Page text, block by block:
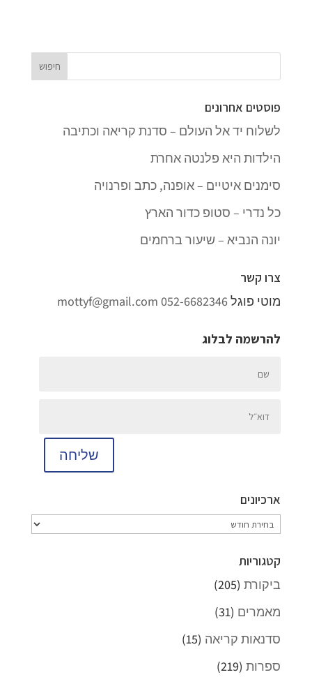
פוסטים אחרונים
לשלוח יד אל העולם – סדנת קריאה וכתיבה
הילדות היא פלנטה אחרת
סימנים איטיים – אופנה, כתב ופרנויה
כל נדרי – סטופ כדור הארץ
יונה הנביא – שיעור ברחמים
צרו קשר
מוטי פוגל052-6682346
mottyf@gmail.com
להרשמה לבלוג
שליחה
ארכיונים
ארכיונים
קטגוריות
ביקורת(205)
מאמרים (31)
סדנאות קריאה (15)
ספרות(219)